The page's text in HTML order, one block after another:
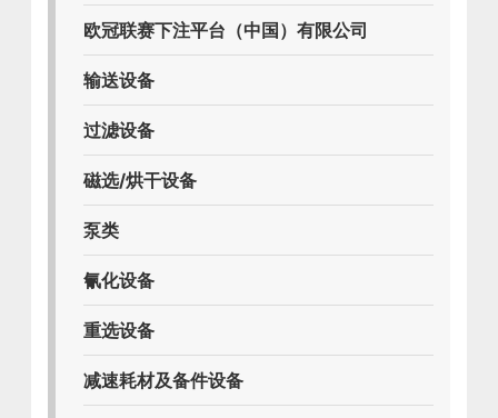
欧冠联赛下注平台（中国）有限公司
输送设备
过滤设备
磁选/烘干设备
泵类
氰化设备
重选设备
减速耗材及备件设备